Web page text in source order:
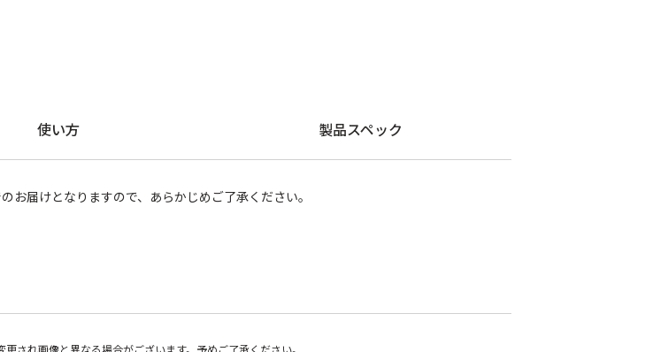
使い方 製品スペック
お届けとなりますので、あらかじめご了承ください。
され画像と異なる場合がございます。予めご了承ください。